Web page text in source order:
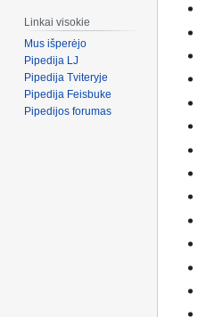
Linkai visokie
Mus išperėjo
Pipedija LJ
Pipedija Tviteryje
Pipedija Feisbuke
Pipedijos forumas